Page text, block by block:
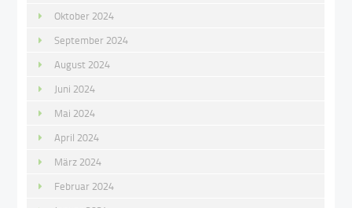
Oktober 2024
September 2024
August 2024
Juni 2024
Mai 2024
April 2024
März 2024
Februar 2024